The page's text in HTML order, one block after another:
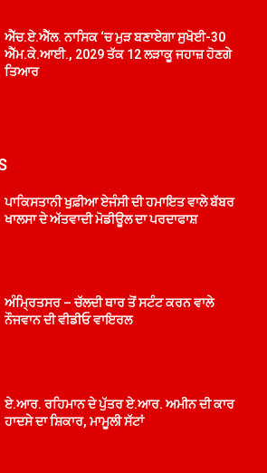
ਐੱਚ.ਏ.ਐੱਲ. ਨਾਸਿਕ ‘ਚ ਮੁੜ ਬਣਾਏਗਾ ਸੁਖੋਈ-30
ਐੱਮ.ਕੇ.ਆਈ., 2029 ਤੱਕ 12 ਲੜਾਕੂ ਜਹਾਜ਼ ਹੋਣਗੇ
ਤਿਆਰ
ਪਾਕਿਸਤਾਨੀ ਖੁਫ਼ੀਆ ਏਜੰਸੀ ਦੀ ਹਮਾਇਤ ਵਾਲੇ ਬੱਬਰ
ਖਾਲਸਾ ਦੇ ਅੱਤਵਾਦੀ ਮੋਡੀਊਲ ਦਾ ਪਰਦਾਫਾਸ਼
ਅੰਮ੍ਰਿਤਸਰ – ਚੱਲਦੀ ਥਾਰ ਤੋਂ ਸਟੰਟ ਕਰਨ ਵਾਲੇ
ਨੌਜਵਾਨ ਦੀ ਵੀਡੀਓ ਵਾਇਰਲ
ਏ.ਆਰ. ਰਹਿਮਾਨ ਦੇ ਪੁੱਤਰ ਏ.ਆਰ. ਅਮੀਨ ਦੀ ਕਾਰ
ਹਾਦਸੇ ਦਾ ਸ਼ਿਕਾਰ, ਮਾਮੂਲੀ ਸੱਟਾਂ